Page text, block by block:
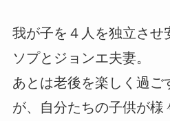
我が子を４人を独立させ
ソプとジョンエ夫妻。
あとは老後を楽しく過ご
が、自分たちの子供が様